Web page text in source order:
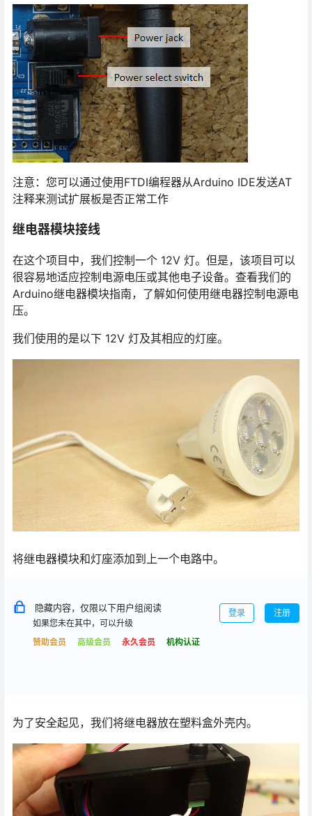
注意：您可以通过使用FTDI编程器从Arduino IDE发送AT
注释来测试扩展板是否正常工作
继电器模块接线
在这个项目中，我们控制一个 12V 灯。但是，该项目可以
很容易地适应控制电源电压或其他电子设备。查看我们的
Arduino继电器模块指南，了解如何使用继电器控制电源电
压。
我们使用的是以下 12V 灯及其相应的灯座。
将继电器模块和灯座添加到上一个电路中。
隐藏内容，仅限以下用户组阅读
如果您未在其中，可以升级
赞助会员
高级会员 永久会员 机构认证
登录 注册
为了安全起见，我们将继电器放在塑料盒外壳内。